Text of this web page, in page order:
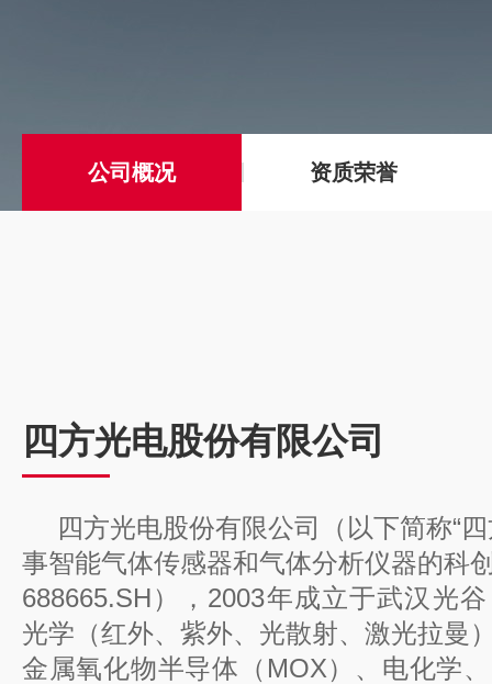
公司概况 资质荣誉
四方光电股份有限公司
四方光电股份有限公司（以下简称“
事智能气体传感器和气体分析仪器的科
688665.SH），2003年成立于武汉光
光学（红外、紫外、光散射、激光拉曼
金属氧化物半导体（MOX）、电化学